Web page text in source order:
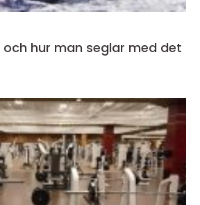
hur man seglar med det